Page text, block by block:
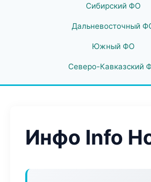
Сибирский ФО
Дальневосточный
Южный ФО
Северо-Кавказский
Инфо Info